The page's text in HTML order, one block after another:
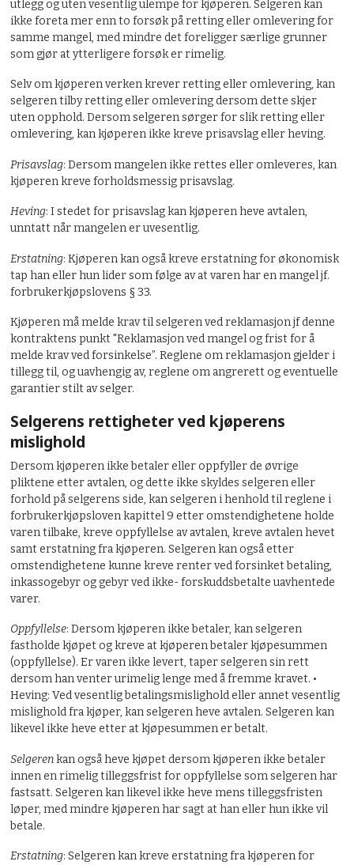
utlegg og uten vesentlig ulempe for kjøperen. Selgeren kan
ikke foreta mer enn to forsøk på retting eller omlevering for
samme mangel, med mindre det foreligger særlige grunner
som gjør at ytterligere forsøk er rimelig.
Selv om kjøperen verken krever retting eller omlevering, kan
selgeren tilby retting eller omlevering dersom dette skjer
uten opphold. Dersom selgeren sørger for slik retting eller
omlevering, kan kjøperen ikke kreve prisavslag eller heving.
Prisavslag: Dersom mangelen ikke rettes eller omleveres, kan
kjøperen kreve forholdsmessig prisavslag.
Heving: I stedet for prisavslag kan kjøperen heve avtalen,
unntatt når mangelen er uvesentlig.
Erstatning: Kjøperen kan også kreve erstatning for økonomisk
tap han eller hun lider som følge av at varen har en mangel jf.
forbrukerkjøpslovens § 33.
Kjøperen må melde krav til selgeren ved reklamasjon jf denne
kontraktens punkt "Reklamasjon ved mangel og frist for å
melde krav ved forsinkelse”. Reglene om reklamasjon gjelder i
tillegg til, og uavhengig av, reglene om angrerett og eventuelle
garantier stilt av selger.
Selgerens rettigheter ved kjøperens
mislighold
Dersom kjøperen ikke betaler eller oppfyller de øvrige
pliktene etter avtalen, og dette ikke skyldes selgeren eller
forhold på selgerens side, kan selgeren i henhold til reglene i
forbrukerkjøpsloven kapittel 9 etter omstendighetene holde
varen tilbake, kreve oppfyllelse av avtalen, kreve avtalen hevet
samt erstatning fra kjøperen. Selgeren kan også etter
omstendighetene kunne kreve renter ved forsinket betaling,
inkassogebyr og gebyr ved ikke- forskuddsbetalte uavhentede
varer.
Oppfyllelse: Dersom kjøperen ikke betaler, kan selgeren
fastholde kjøpet og kreve at kjøperen betaler kjøpesummen
(oppfyllelse). Er varen ikke levert, taper selgeren sin rett
dersom han venter urimelig lenge med å fremme kravet. •
Heving: Ved vesentlig betalingsmislighold eller annet vesentlig
mislighold fra kjøper, kan selgeren heve avtalen. Selgeren kan
likevel ikke heve etter at kjøpesummen er betalt.
Selgerenkan også heve kjøpet dersom kjøperen ikke betaler
innen en rimelig tilleggsfrist for oppfyllelse som selgeren har
fastsatt. Selgeren kan likevel ikke heve mens tilleggsfristen
løper, med mindre kjøperen har sagt at han eller hun ikke vil
betale.
Erstatning: Selgeren kan kreve erstatning fra kjøperen for